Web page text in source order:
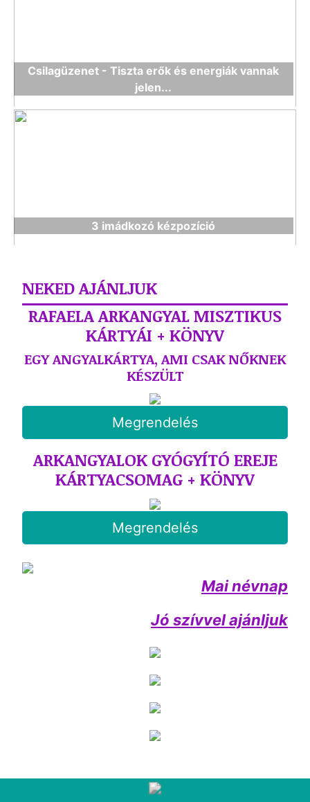
Csilagüzenet - Tiszta erők és energiák vannak
jelen...
3 imádkozó kézpozíció
NEKED AJÁNLJUK
RAFAELA ARKANGYAL MISZTIKUS
KÁRTYÁI + KÖNYV
EGY ANGYALKÁRTYA, AMI CSAK NŐKNEK
KÉSZÜLT
Megrendelés
ARKANGYALOK GYÓGYÍTÓ EREJE
KÁRTYACSOMAG + KÖNYV
Megrendelés
Mai névnap
Jó szívvel ajánljuk